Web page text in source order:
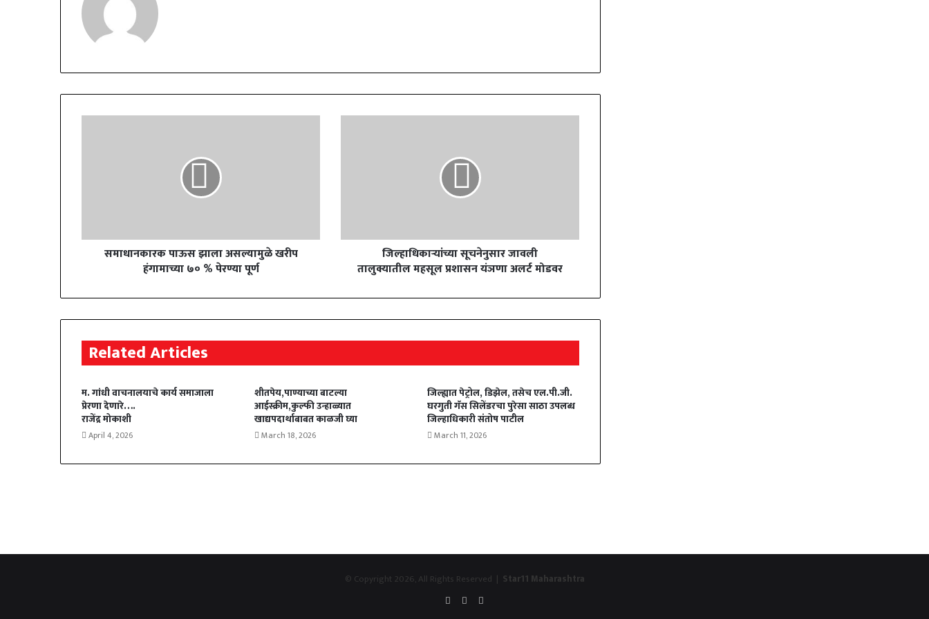
समाधानकारक पाऊस झाला असल्यामुळे खरीप
हंगामाच्या ७० % पेरण्या पूर्ण
जिल्हाधिकाऱ्यांच्या सूचनेनुसार जावली
तालुक्यातील महसूल प्रशासन यंञणा अलर्ट मोडवर
Related Articles
म. गांधी वाचनालयाचे कार्य समाजाला
प्रेरणा देणारे….
राजेंद्र मोकाशी
April 4, 2026
शीतपेय,पाण्याच्या बाटल्या
आईस्क्रीम,कुल्फी उन्हाळ्यात
खाद्यपदार्थाबाबत काळजी घ्या
March 18, 2026
जिल्ह्यात पेट्रोल, डिझेल, तसेच एल.पी.जी.
घरगुती गॅस सिलेंडरचा पुरेसा साठा उपलब्ध
जिल्हाधिकारी संतोष पाटील
March 11, 2026
© Copyright 2026, All Rights Reserved | Star11 Maharashtra
FacebookYouTube